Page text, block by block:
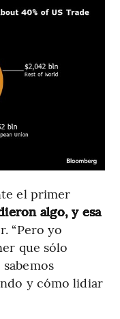
el primer
algo, y esa
“Pero yo
que sólo
y cómo lidiar